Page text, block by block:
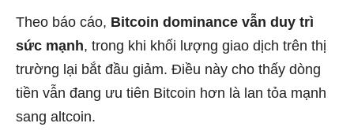
Theo báo cáo, Bitcoin dominance vẫn duy trì
sức mạnh, trong khi khối lượng giao dịch trên thị
trường lại bắt đầu giảm. Điều này cho thấy dòng
tiền vẫn đang ưu tiên Bitcoin hơn là lan tỏa mạnh
sang altcoin.